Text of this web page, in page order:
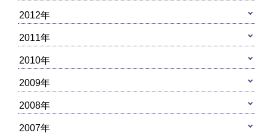
2012年
2011年
2010年
2009年
2008年
2007年